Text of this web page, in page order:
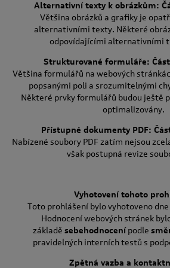
Alternativní texty k obrázkům:
Většina obrázků a grafiky je
alternativními texty. Některé
odpovídajícími alternativními
Strukturované formuláře:
Většina formulářů na webových
popsanými poli a srozumitelnými
Některé prvky formulářů budou ještě
optimalizovány.
Přístupné dokumenty PDF:
Nabízené soubory PDF zatím nejsou
však postupná revize
Vyhotovení tohoto
Toto prohlášení bylo vyhotoveno dne
Hodnocení webových stránek
základě sebehodnocenípodle
pravidelných interních testů s
Zpětná vazba a